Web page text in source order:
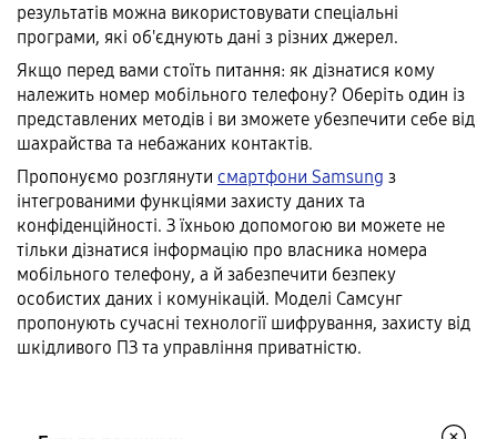
результатів можна використовувати спеціальні
програми, які об'єднують дані з різних джерел.
Якщо перед вами стоїть питання: як дізнатися кому
належить номер мобільного телефону? Оберіть один із
представлених методів і ви зможете убезпечити себе від
шахрайства та небажаних контактів.
Пропонуємо розглянути смартфони Samsung з
інтегрованими функціями захисту даних та
конфіденційності. З їхньою допомогою ви можете не
тільки дізнатися інформацію про власника номера
мобільного телефону, а й забезпечити безпеку
особистих даних і комунікацій. Моделі Самсунг
пропонують сучасні технології шифрування, захисту від
шкідливого ПЗ та управління приватністю.